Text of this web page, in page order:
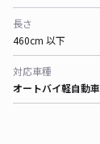
長さ
460cm 以下
対応車種
オートバイ軽自動車